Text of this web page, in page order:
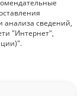
анализа сведений,
"Интернет",